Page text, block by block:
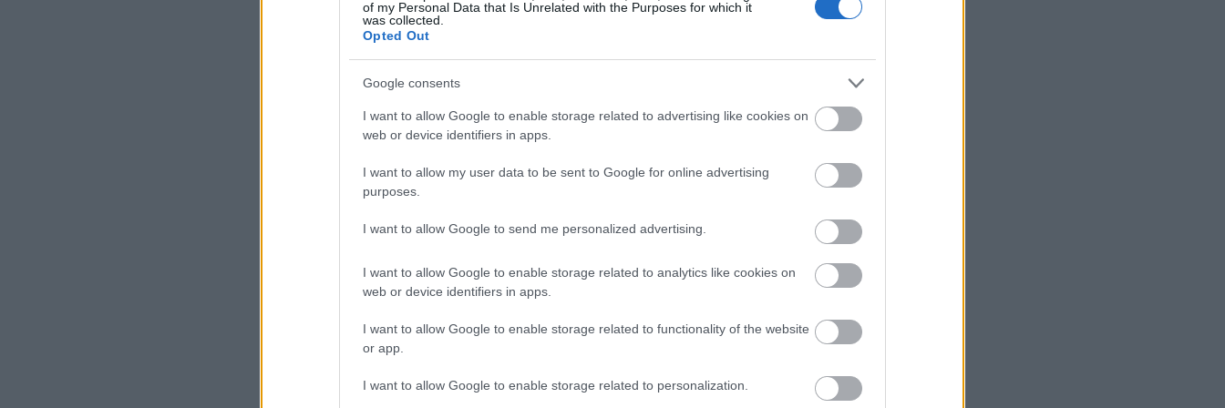
of my Personal Data that Is Unrelated with the Purposes for which it
was collected.
Opted Out
Google consents
I want to allow Google to enable storage related to advertising like cookies on
web or device identifiers in apps.
I want to allow my user data to be sent to Google for online advertising
purposes.
I want to allow Google to send me personalized advertising.
I want to allow Google to enable storage related to analytics like cookies on
web or device identifiers in apps.
I want to allow Google to enable storage related to functionality of the website
or app.
I want to allow Google to enable storage related to personalization.
Λασίθι: Οριοθετημένη και χωρίς ενεργό
Σητείας
Τα νέα θωρηκτά που θα φέρουν το
όνομα Τραμπ θα κοστίσουν 275 δισ.
δολάρια
πλησίασε υπερβολικά αεροπλάνο της
γραμμής
αποδεικνύεται έτος ορόσημο - Η
αλλαγή στρατηγικής και οι νέες
ευκαιρίες
Ορμούζ
Μέγαρο Μαξίμου για τη βιομηχανία